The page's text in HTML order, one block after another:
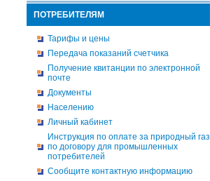
ПОТРЕБИТЕЛЯМ
Тарифы и цены
Передача показаний счетчика
Получение квитанции по электронной
почте
Документы
Населению
Личный кабинет
Инструкция по оплате за природный газ
по договору для промышленных
потребителей
Сообщите контактную информацию